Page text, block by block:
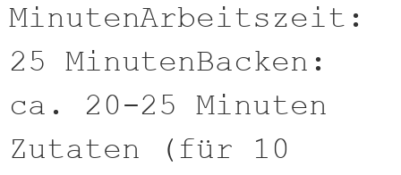
MinutenArbeitszeit:
25 MinutenBacken:
ca. 20-25 Minuten
Zutaten (für 10